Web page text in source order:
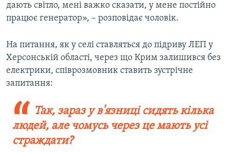
дають світло, мені важко сказати, у мене постійно
працює генератор», – розповідає чоловік.
На питання, як у селі ставляться до підриву ЛЕП у
Херсонській області, через що Крим залишився без
електрики, співрозмовник ставить зустрічне
запитання:
Так, зараз у в'язниці сидять кілька
людей, але чомусь через це мають усі
страждати?